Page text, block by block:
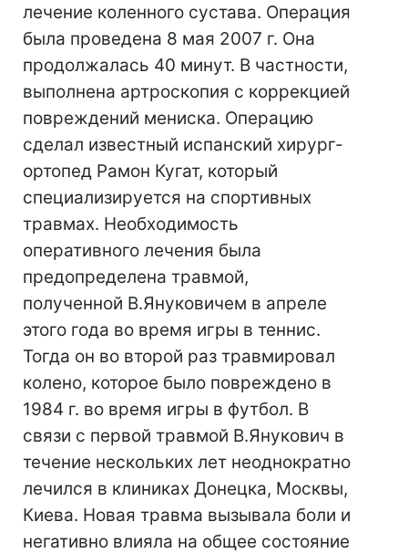
лечение коленного сустава. Операция
была проведена 8 мая 2007 г. Она
продолжалась 40 минут. В частности,
выполнена артроскопия с коррекцией
повреждений мениска. Операцию
сделал известный испанский хирург-
ортопед Рамон Кугат, который
специализируется на спортивных
травмах. Необходимость
оперативного лечения была
предопределена травмой,
полученной В.Януковичем в апреле
этого года во время игры в теннис.
Тогда он во второй раз травмировал
колено, которое было повреждено в
1984 г. во время игры в футбол. В
связи с первой травмой В.Янукович в
течение нескольких лет неоднократно
лечился в клиниках Донецка, Москвы,
Киева. Новая травма вызывала боли и
негативно влияла на общее состояние